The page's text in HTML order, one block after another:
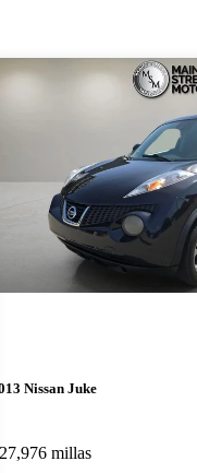
este Aviso
Nissan Juke
millas